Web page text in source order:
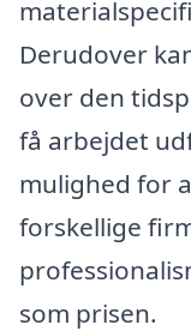
Derudover
over den
få arbejdet
mulighed for
forskellige
som prisen.